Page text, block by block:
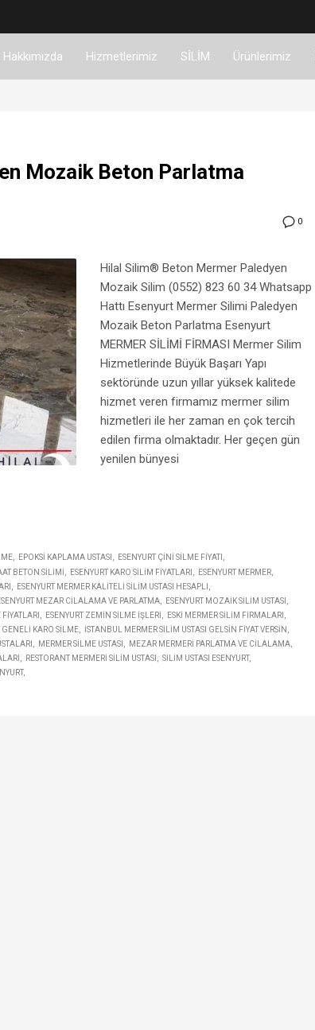
Hakkımızda Hizmetlerimiz SİLİM Ürünlerimiz
Mozaik Beton Parlatma
0
Hilal Silim® Beton Mermer Paledyen
Mozaik Silim (0552) 823 60 34 Whatsapp
Hattı Esenyurt Mermer Silimi Paledyen
Mozaik Beton Parlatma Esenyurt
MERMER SİLİMİ FİRMASI Mermer Silim
Hizmetlerinde Büyük Başarı Yapı
sektöründe uzun yıllar yüksek kalitede
hizmet veren firmamız mermer silim
hizmetleri ile her zaman en çok tercih
edilen firma olmaktadır. Her geçen gün
yenilen bünyesi
EPOKSI KAPLAMA USTASI
ESENYURT ÇINI SILME FIYATI
BETON SILIMI ESENYURT KARO SILIM FIYATLARI
ESENYURT MERMER
ESENYURT MERMER KALITELI SILIM USTASI HESAPLI
MEZAR CILALAMA VE PARLATMA
ESENYURT MOZAIK SILIM USTASI
ESENYURT ZEMIN SILME IŞLERI
ESKI MERMER SILIM FIRMALARI
GENELI KARO SILME
İSTANBUL MERMER SILIM USTASI GELSIN FIYAT VERSIN
MERMER SILME USTASI
MEZAR MERMERI PARLATMA VE CILALAMA
RESTORANT MERMERI SILIM USTASI
SILIM USTASI ESENYURT